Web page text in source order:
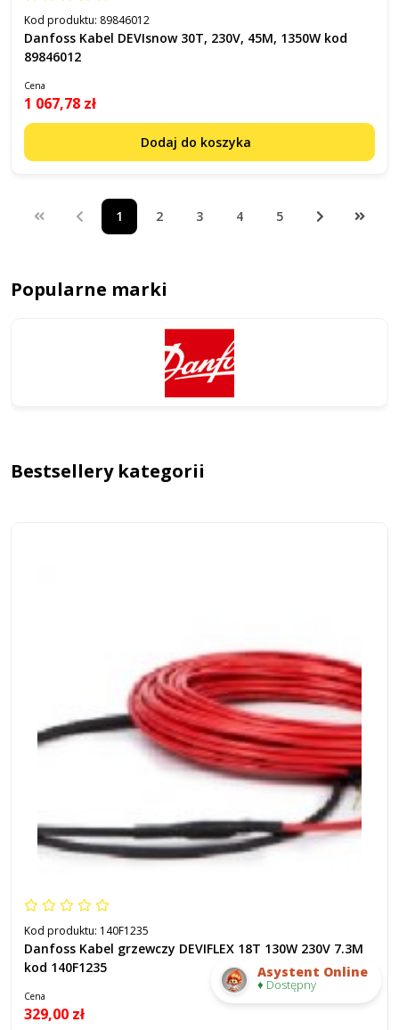
Asystent Online
♦ Dostępny
Kod produktu: 89846012
Danfoss Kabel DEVIsnow 30T, 230V, 45M, 1350W kod
89846012
Cena
1 067,78 zł
Dodaj do koszyka
1 2 3 4 5
Popularne marki
Bestsellery kategorii
Kod produktu: 140F1235
Danfoss Kabel grzewczy DEVIFLEX 18T 130W 230V 7.3M
kod 140F1235
Cena
329,00 zł